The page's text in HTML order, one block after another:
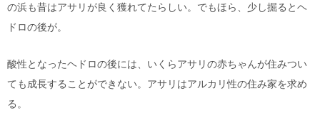
の浜も昔はアサリが良く獲れてたらしい。でもほら、少し掘るとヘ
ドロの後が。
酸性となったヘドロの後には、いくらアサリの赤ちゃんが住みつい
ても成長することができない。アサリはアルカリ性の住み家を求め
る。